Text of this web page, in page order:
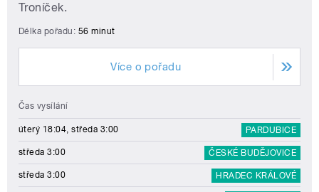
Troníček.
Délka pořadu: 56 minut
Více o pořadu
Čas vysílání
úterý 18:04, středa 3:00 PARDUBICE
středa 3:00 ČESKÉ BUDĚJOVICE
středa 3:00 HRADEC KRÁLOVÉ